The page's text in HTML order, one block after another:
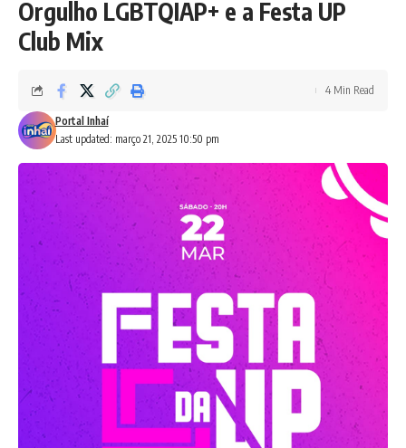
Orgulho LGBTQIAP+ e a Festa UP
Club Mix
Last updated: março 21, 2025 10:50 pm
Portal Inhaí
4 Min Read